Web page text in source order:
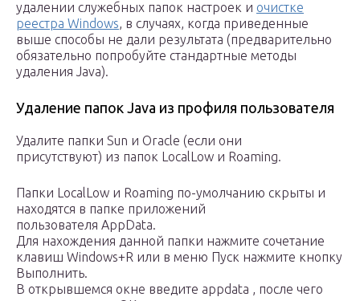
удалении служебных папок настроек и очистке
реестра Windows, в случаях, когда приведенные
выше способы не дали результата (предварительно
обязательно попробуйте стандартные методы
удаления Java).
Удаление папок Java из профиля пользователя
Удалите папки Sun и Oracle (если они
присутствуют) из папок LocalLow и Roaming.
Папки LocalLow и Roaming по-умолчанию скрыты и
находятся в папке приложений
пользователя AppData.
Для нахождения данной папки нажмите сочетание
клавиш Windows+R или в меню Пуск нажмите кнопку
Выполнить.
В открывшемся окне введите appdata , после чего